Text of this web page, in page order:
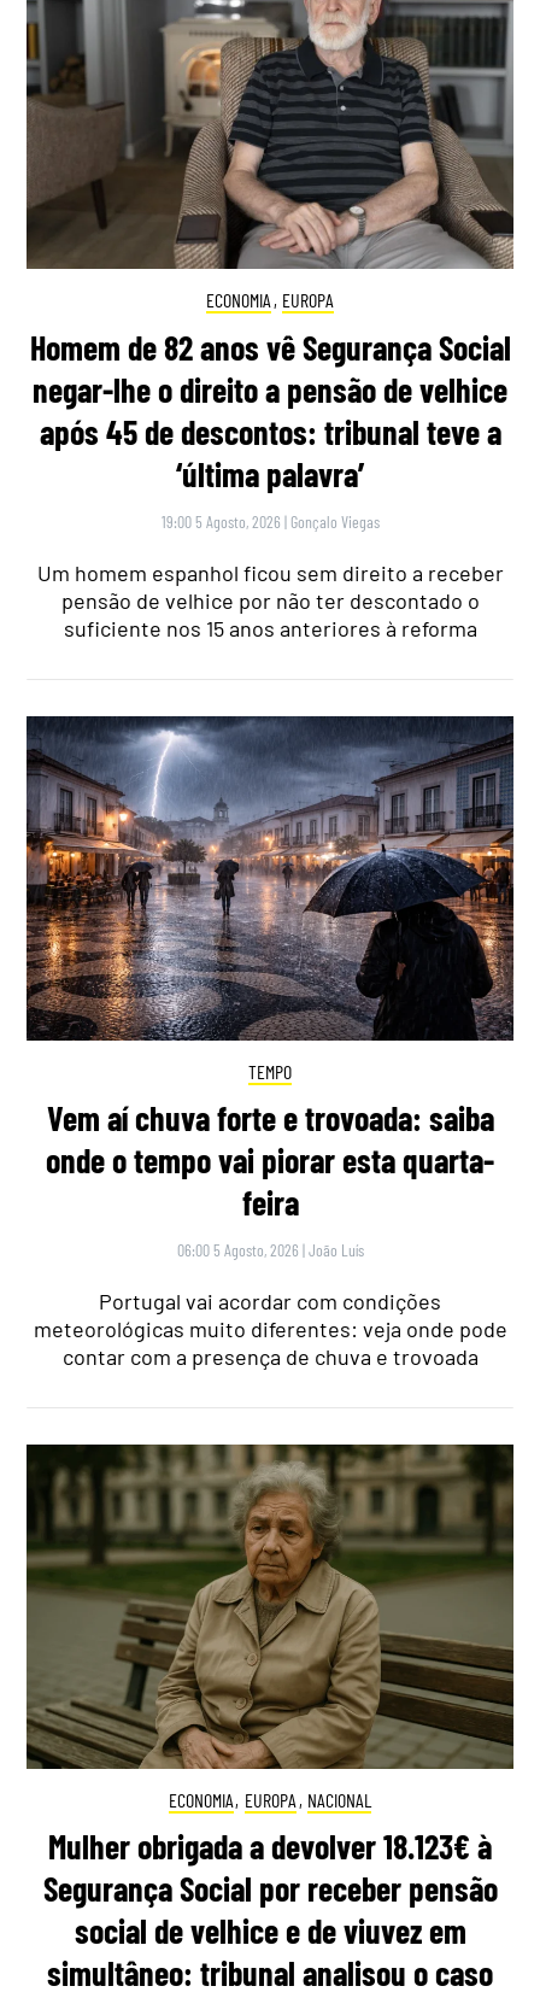
ECONOMIA , EUROPA
Homem de 82 anos vê Segurança Social
negar-lhe o direito a pensão de velhice
após 45 de descontos: tribunal teve a
‘última palavra’
19:00 5 Agosto, 2026 | Gonçalo Viegas
Um homem espanhol ficou sem direito a receber
pensão de velhice por não ter descontado o
suficiente nos 15 anos anteriores à reforma
TEMPO
Vem aí chuva forte e trovoada: saiba
onde o tempo vai piorar esta quarta-
feira
06:00 5 Agosto, 2026 |João Luís
Portugal vai acordar com condições
meteorológicas muito diferentes: veja onde pode
contar com a presença de chuva e trovoada
ECONOMIA, EUROPA , NACIONAL
Mulher obrigada a devolver 18.123€ à
Segurança Social por receber pensão
social de velhice e de viuvez em
simultâneo: tribunal analisou o caso